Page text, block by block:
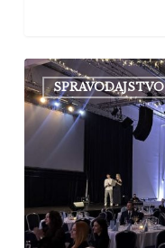
Z obyčajných
prešovských
prvákov
stali
SPRAVODAJSTVO